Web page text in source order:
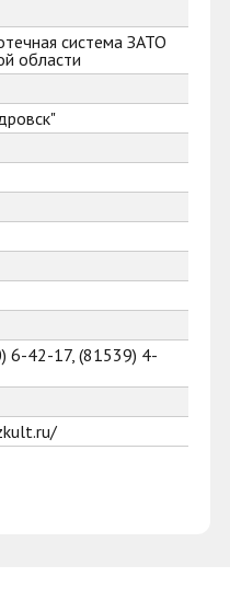
система ЗАТО
области
6-42-17, (81539) 4-